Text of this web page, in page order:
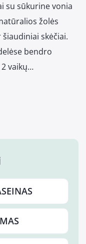
su sūkurine vonia
žolės
skėčiai.
bendro
vaikų…